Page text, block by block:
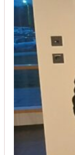
SERVICE
Wir legen
Produkte
dass jede
auch